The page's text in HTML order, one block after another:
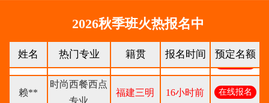
2026秋季班火热报名中
姓名 热门专业 籍贯 报名时间 预定名额
柯** 经典西点专业 福建厦门 1天前 在线报名
赖**
时尚西餐西点
专业
福建三明 16小时前 在线报名